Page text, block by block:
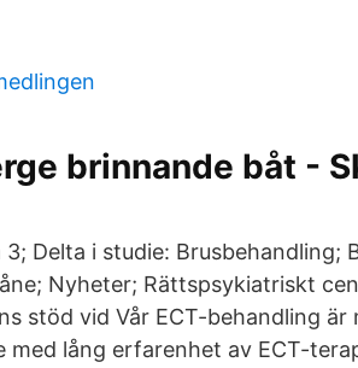
brinnande båt -
Delta i studie: Brusbehandling;
Nyheter; Rättspsykiatriskt
stöd vid Vår ECT-behandling är
lång erfarenhet av ECT-